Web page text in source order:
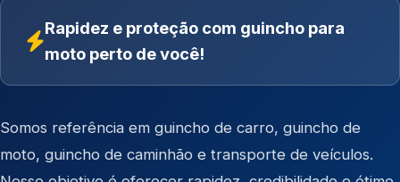
Rapidez e proteção com guincho para
moto perto de você!
Somos referência em guincho de carro, guincho de
moto, guincho de caminhão e transporte de veículos.